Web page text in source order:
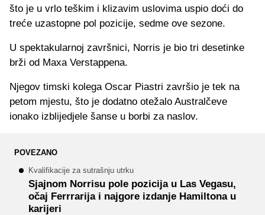
što je u vrlo teškim i klizavim uslovima uspio doći do
treće uzastopne pol pozicije, sedme ove sezone.
U spektakularnoj završnici, Norris je bio tri desetinke
brži od Maxa Verstappena.
Njegov timski kolega Oscar Piastri završio je tek na
petom mjestu, što je dodatno otežalo Australčeve
ionako izblijedjele šanse u borbi za naslov.
POVEZANO
Kvalifikacije za sutrašnju utrku
Sjajnom Norrisu pole pozicija u Las Vegasu,
očaj Ferrrarija i najgore izdanje Hamiltona u
karijeri